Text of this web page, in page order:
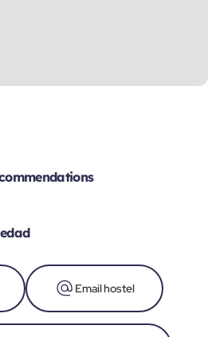
Email hostel